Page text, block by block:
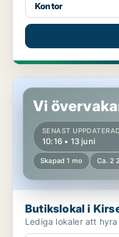
Kontor
Butikslokal i Kirseberg
Vi
SENAST
10:16 • 13 juni
Skapad 1 mo Ca. 2
Butikslokal i
Lediga lokaler att